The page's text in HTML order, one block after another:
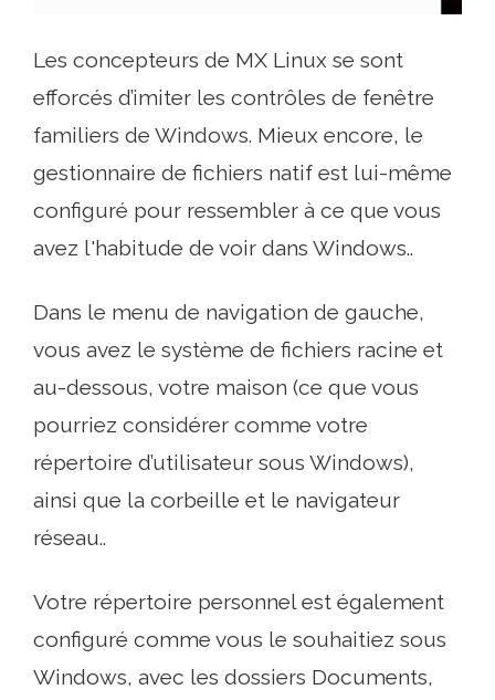
Les concepteurs de MX Linux se sont
efforcés d’imiter les contrôles de fenêtre
familiers de Windows. Mieux encore, le
gestionnaire de fichiers natif est lui-même
configuré pour ressembler à ce que vous
avez l'habitude de voir dans Windows..
Dans le menu de navigation de gauche,
vous avez le système de fichiers racine et
au-dessous, votre maison (ce que vous
pourriez considérer comme votre
répertoire d’utilisateur sous Windows),
ainsi que la corbeille et le navigateur
réseau..
Votre répertoire personnel est également
configuré comme vous le souhaitiez sous
Windows, avec les dossiers Documents,